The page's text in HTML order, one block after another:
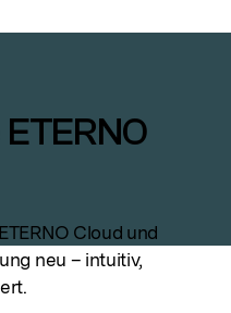
Cloud und
neu – intuitiv,